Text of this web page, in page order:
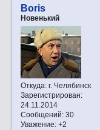
Boris
Новенький
Откуда:г. Челябинск
Зарегистрирован:
24.11.2014
Сообщений:30
Уважение: +2